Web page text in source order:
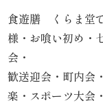
弁
当
会
食遊膳 くらま堂
様・お喰い初め・
会・
歓送迎会・町内会
楽・スポーツ大会